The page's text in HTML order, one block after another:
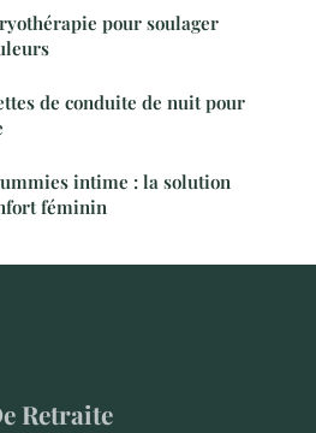
pour soulager
de conduite de nuit pour
intime : la solution
féminin
Retraite